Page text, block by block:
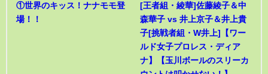
①世界のキッス！ナナモモ登
場！！
[王者組・綾華]佐藤綾子＆中
森華子 vs 井上京子＆井上貴
子[挑戦者組・W井上]【ワー
ルド女子プロレス・ディア
ナ】【玉川ボールのスリーカ